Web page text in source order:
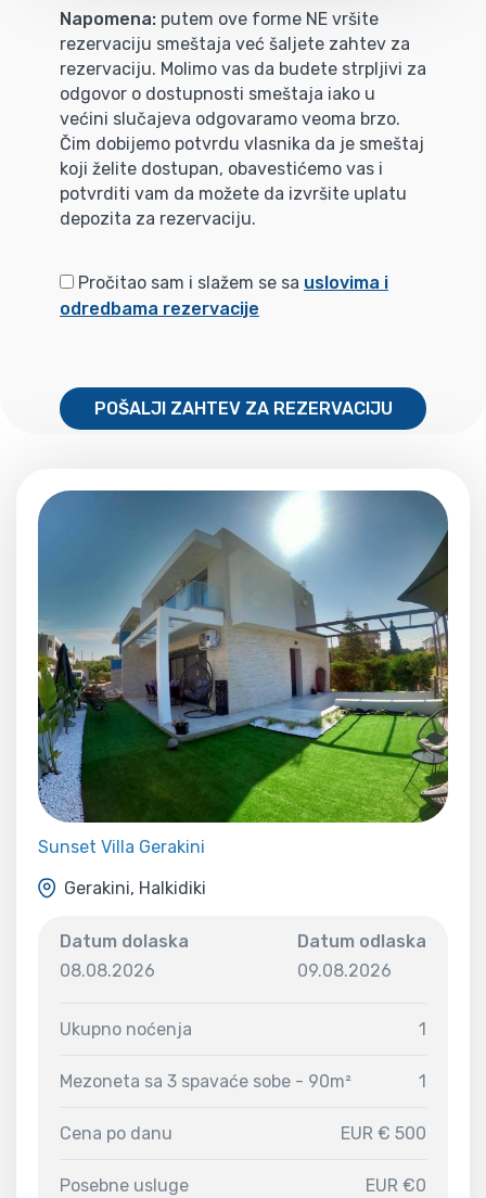
Napomena: putem ove forme NE vršite
rezervaciju smeštaja već šaljete zahtev za
rezervaciju. Molimo vas da budete strpljivi za
odgovor o dostupnosti smeštaja iako u
većini slučajeva odgovaramo veoma brzo.
Čim dobijemo potvrdu vlasnika da je smeštaj
koji želite dostupan, obavestićemo vas i
potvrditi vam da možete da izvršite uplatu
depozita za rezervaciju.
Pročitao sam i slažem se sa uslovima i
odredbama rezervacije
POŠALJI ZAHTEV ZA REZERVACIJU
Sunset Villa Gerakini
Gerakini, Halkidiki
Datum dolaska
08.08.2026
Datum odlaska
09.08.2026
Ukupno noćenja 1
Mezoneta sa 3 spavaće sobe - 90m² 1
Cena po danu EUR € 500
Posebne usluge EUR €0